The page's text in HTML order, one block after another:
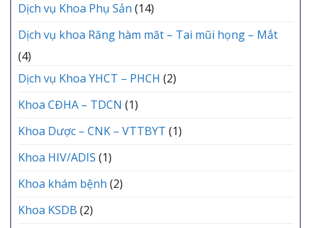
Dịch vụ Khoa Phụ Sản (14)
Dịch vụ khoa Răng hàm măt – Tai mũi họng – Mắt
(4)
Dịch vụ Khoa YHCT – PHCH (2)
Khoa CĐHA – TDCN (1)
Khoa Dược – CNK – VTTBYT (1)
Khoa HIV/ADIS (1)
Khoa khám bệnh (2)
Khoa KSDB (2)